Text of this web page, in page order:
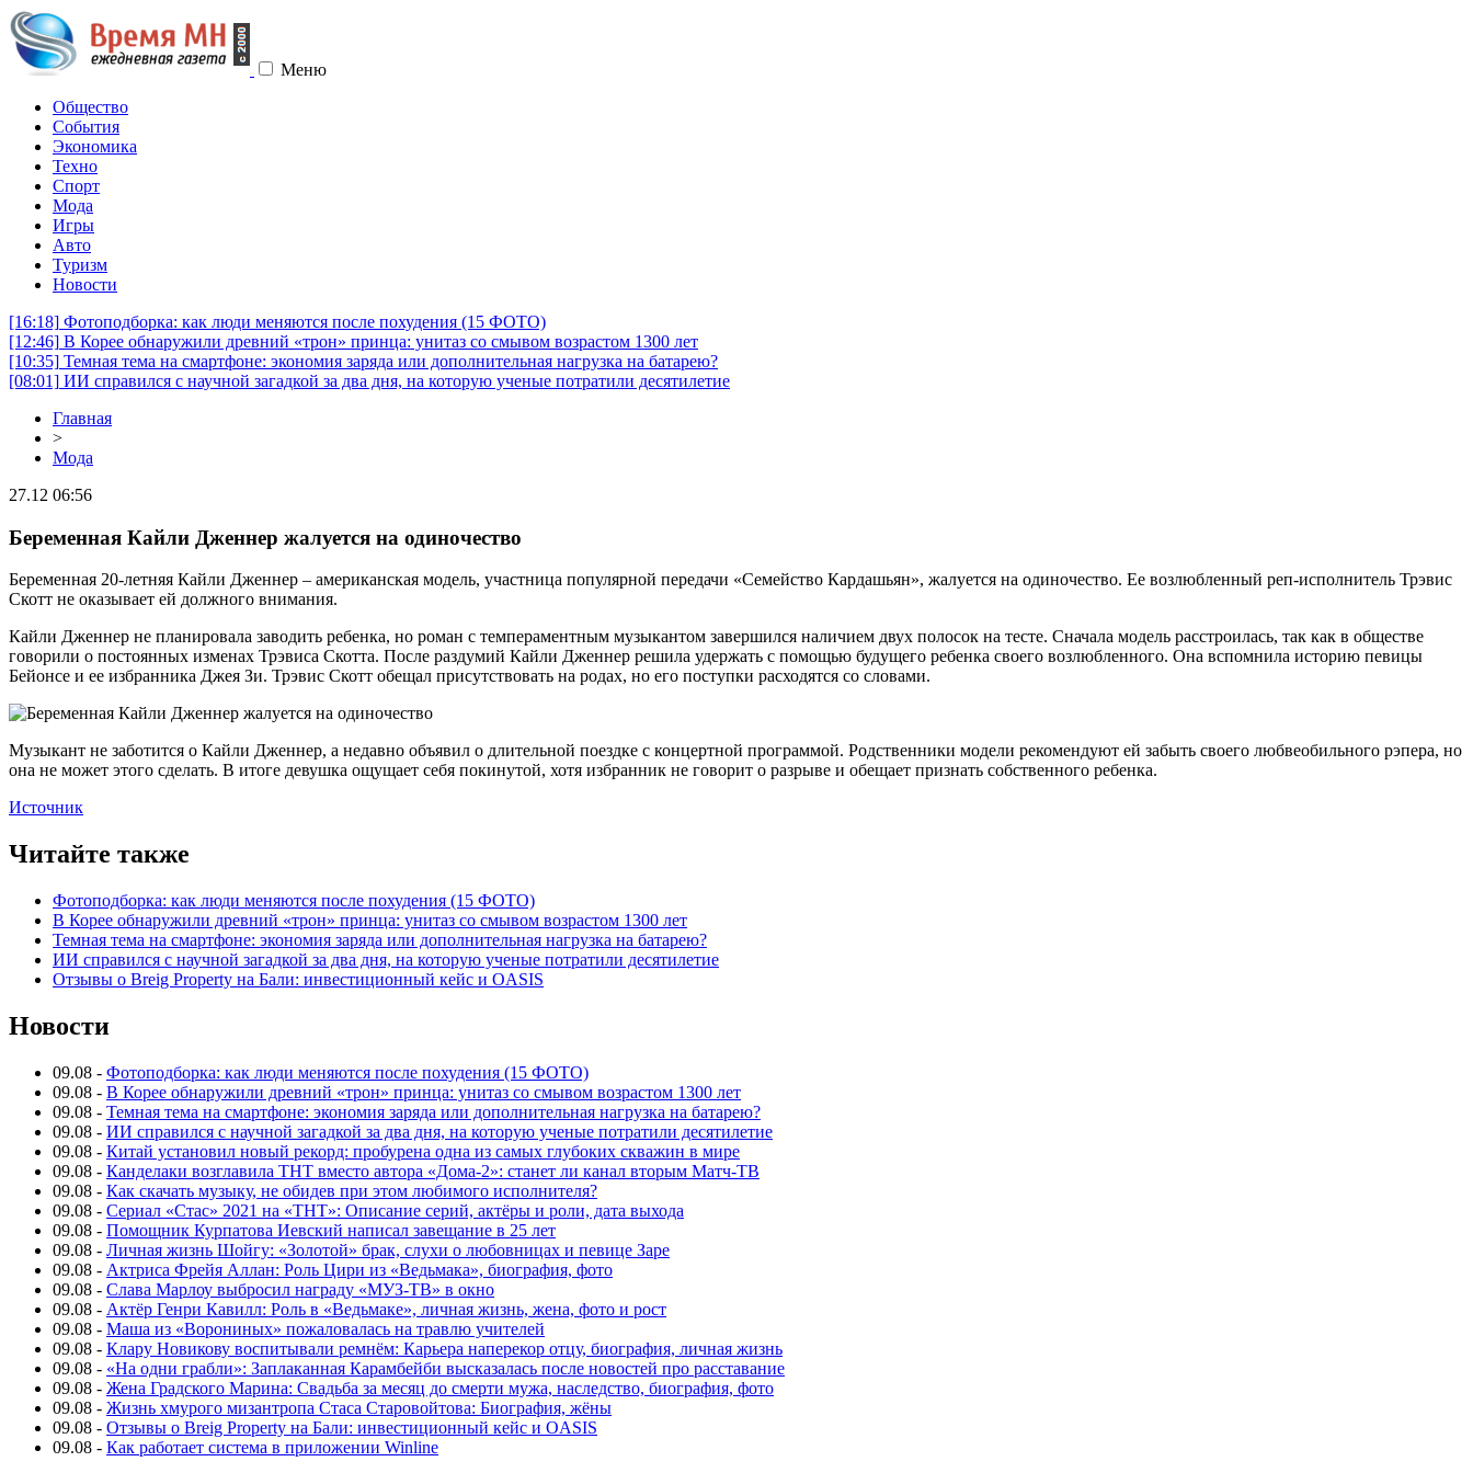
Меню
Общество
События
Экономика
Техно
Спорт
Мода
Игры
Авто
Туризм
Новости
[16:18] Фотоподборка: как люди меняются после похудения (15 ФОТО)
[12:46] В Корее обнаружили древний «трон» принца: унитаз со смывом возрастом 1300 лет
[10:35] Темная тема на смартфоне: экономия заряда или дополнительная нагрузка на батарею?
[08:01] ИИ справился с научной загадкой за два дня, на которую ученые потратили десятилетие
Главная
>
Мода
27.12 06:56
Беременная Кайли Дженнер жалуется на одиночество
Беременная 20-летняя Кайли Дженнер – американская модель, участница популярной передачи «Семейство Кардашьян», жалуется на одиночество. Ее возлюбленный реп-исполнитель Трэвис
Скотт не оказывает ей должного внимания.
Кайли Дженнер не планировала заводить ребенка, но роман с темпераментным музыкантом завершился наличием двух полосок на тесте. Сначала модель расстроилась, так как в обществе
говорили о постоянных изменах Трэвиса Скотта. После раздумий Кайли Дженнер решила удержать с помощью будущего ребенка своего возлюбленного. Она вспомнила историю певицы
Бейонсе и ее избранника Джея Зи. Трэвис Скотт обещал присутствовать на родах, но его поступки расходятся со словами.
Музыкант не заботится о Кайли Дженнер, а недавно объявил о длительной поездке с концертной программой. Родственники модели рекомендуют ей забыть своего любвеобильного рэпера, но
она не может этого сделать. В итоге девушка ощущает себя покинутой, хотя избранник не говорит о разрыве и обещает признать собственного ребенка.
Источник
Читайте также
Фотоподборка: как люди меняются после похудения (15 ФОТО)
В Корее обнаружили древний «трон» принца: унитаз со смывом возрастом 1300 лет
Темная тема на смартфоне: экономия заряда или дополнительная нагрузка на батарею?
ИИ справился с научной загадкой за два дня, на которую ученые потратили десятилетие
Отзывы о Breig Property на Бали: инвестиционный кейс и OASIS
Новости
09.08 - Фотоподборка: как люди меняются после похудения (15 ФОТО)
09.08 - В Корее обнаружили древний «трон» принца: унитаз со смывом возрастом 1300 лет
09.08 - Темная тема на смартфоне: экономия заряда или дополнительная нагрузка на батарею?
09.08 - ИИ справился с научной загадкой за два дня, на которую ученые потратили десятилетие
09.08 - Китай установил новый рекорд: пробурена одна из самых глубоких скважин в мире
09.08 - Канделаки возглавила ТНТ вместо автора «Дома-2»: станет ли канал вторым Матч-ТВ
09.08 - Как скачать музыку, не обидев при этом любимого исполнителя?
09.08 - Сериал «Стас» 2021 на «ТНТ»: Описание серий, актёры и роли, дата выхода
09.08 - Помощник Курпатова Иевский написал завещание в 25 лет
09.08 - Личная жизнь Шойгу: «Золотой» брак, слухи о любовницах и певице Заре
09.08 - Актриса Фрейя Аллан: Роль Цири из «Ведьмака», биография, фото
09.08 - Слава Марлоу выбросил награду «МУЗ-ТВ» в окно
09.08 - Актёр Генри Кавилл: Роль в «Ведьмаке», личная жизнь, жена, фото и рост
09.08 - Маша из «Ворониных» пожаловалась на травлю учителей
09.08 - Клару Новикову воспитывали ремнём: Карьера наперекор отцу, биография, личная жизнь
09.08 - «На одни грабли»: Заплаканная Карамбейби высказалась после новостей про расставание
09.08 - Жена Градского Марина: Свадьба за месяц до смерти мужа, наследство, биография, фото
09.08 - Жизнь хмурого мизантропа Стаса Старовойтова: Биография, жёны
09.08 - Отзывы о Breig Property на Бали: инвестиционный кейс и OASIS
09.08 - Как работает система в приложении Winline